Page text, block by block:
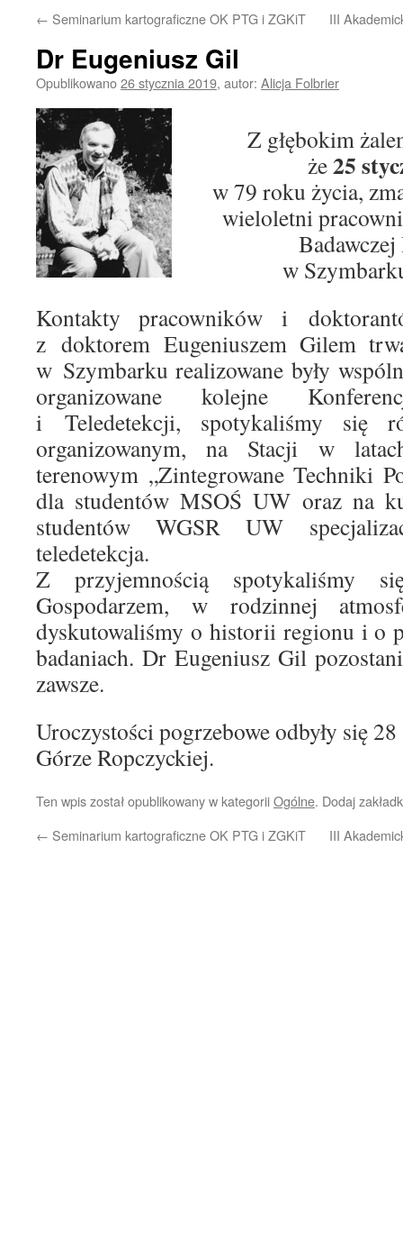
← Seminarium kartograficzne OK PTG i ZGKiT III
Dr Eugeniusz Gil
Opublikowano26 stycznia 2019, autor: Alicja Folbrier
Z głębokim
że25
w 79 roku życia,
wieloletni
w
Kontakty pracowników i
z doktorem Eugeniuszem Gilem
w Szymbarku realizowane były
organizowane kolejne
i Teledetekcji, spotykaliśmy się
organizowanym, na Stacji w
terenowym „Zintegrowane Techniki
dla studentów MSOŚ UW oraz na
studentów WGSR UW
teledetekcja.
Z przyjemnością
Gospodarzem, w rodzinnej
dyskutowaliśmy o historii regionu i o
badaniach. Dr Eugeniusz Gil
zawsze.
Uroczystości pogrzebowe odbyły się
Górze Ropczyckiej.
Ten wpis został opublikowany w kategoriiOgólne. Dodaj
← Seminarium kartograficzne OK PTG i ZGKiT III